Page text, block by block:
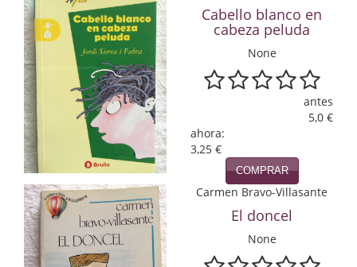
Literatura fantástica
Literatura hispanoamericana
Local
Mafia y espionaje
Matemáticas
Medicina
Música
Naturaleza
Cabello blanco en
cabeza peluda
None
antes
5,0 €
ahora:
3,25 €
COMPRAR
Carmen Bravo-Villasante
El doncel
None